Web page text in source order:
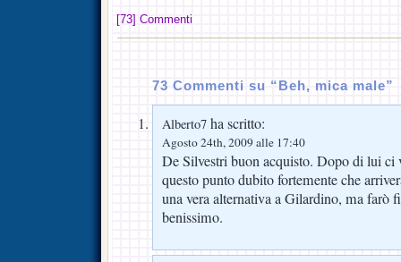
[73] Commenti
73 Commenti su “Beh, mica male”
Alberto7 ha scritto:
Agosto 24th, 2009 alle 17:40
De Silvestri buon acquisto. Dopo di lui ci
questo punto dubito fortemente che
una vera alternativa a Gilardino, ma farò
benissimo.